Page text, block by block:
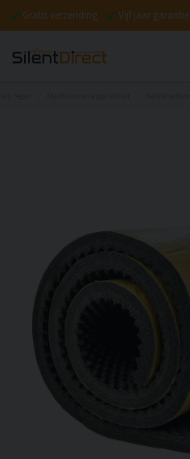
Gratis verzending Vijf jaar garantie